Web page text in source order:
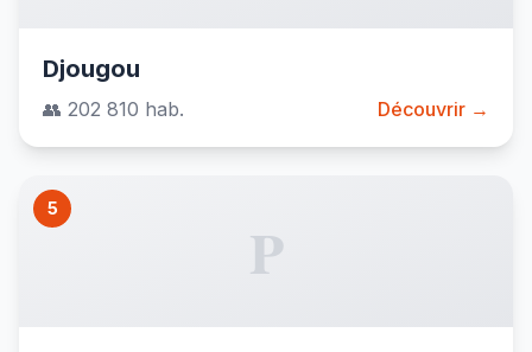
Djougou
👥 202 810 hab. Découvrir →
5
P